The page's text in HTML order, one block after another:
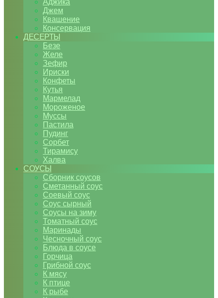
Аджика
Джем
Квашение
Консервация
ДЕСЕРТЫ
Безе
Желе
Зефир
Ириски
Конфеты
Кутья
Мармелад
Мороженое
Муссы
Пастила
Пудинг
Сорбет
Тирамису
Халва
СОУСЫ
Сборник соусов
Сметанный соус
Соевый соус
Соус сырный
Соусы на зиму
Томатный соус
Маринады
Чесночный соус
Блюда в соусе
Горчица
Грибной соус
К мясу
К птице
К рыбе